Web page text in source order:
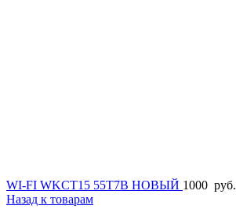
WI-FI WKCT15 55T7B НОВЫЙ 1000 руб.
Назад к товарам